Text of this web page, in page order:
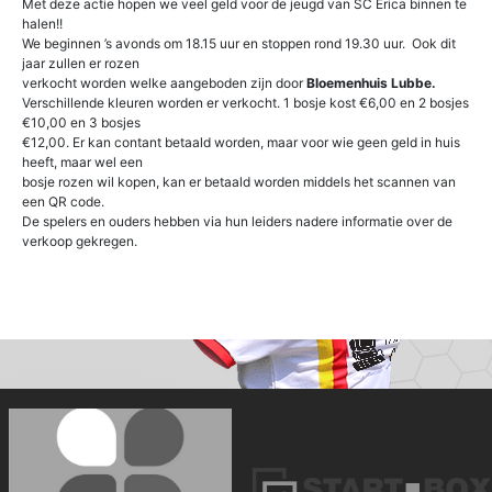
Met deze actie hopen we veel geld voor de jeugd van SC Erica binnen te
halen!!
We beginnen ’s avonds om 18.15 uur en stoppen rond 19.30 uur. Ook dit
jaar zullen er rozen
verkocht worden welke aangeboden zijn doorBloemenhuis Lubbe.
Verschillende kleuren worden er verkocht. 1 bosje kost €6,00 en 2 bosjes
€10,00 en 3 bosjes
€12,00. Er kan contant betaald worden, maar voor wie geen geld in huis
heeft, maar wel een
bosje rozen wil kopen, kan er betaald worden middels het scannen van
een QR code.
De spelers en ouders hebben via hun leiders nadere informatie over de
verkoop gekregen.